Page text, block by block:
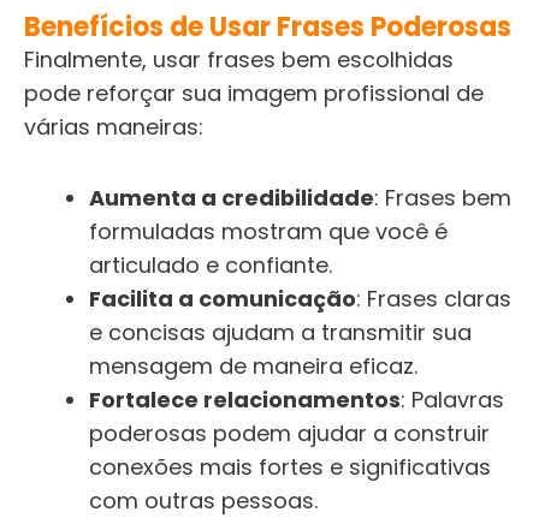
Benefícios de Usar Frases Poderosas
Finalmente, usar frases bem escolhidas
pode reforçar sua imagem profissional de
várias maneiras:
Aumenta a credibilidade: Frases bem
formuladas mostram que você é
articulado e confiante.
Facilita a comunicação: Frases claras
e concisas ajudam a transmitir sua
mensagem de maneira eficaz.
Fortalece relacionamentos: Palavras
poderosas podem ajudar a construir
conexões mais fortes e significativas
com outras pessoas.